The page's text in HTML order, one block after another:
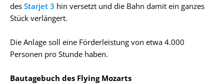
des Starjet 3 hin versetzt und die Bahn damit ein ganzes
Stück verlängert.
Die Anlage soll eine Förderleistung von etwa 4.000
Personen pro Stunde haben.
Bautagebuch des Flying Mozarts